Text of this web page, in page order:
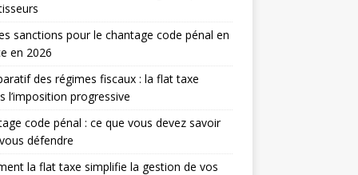
sanctions pour le chantage code pénal en
en 2026
des régimes fiscaux : la flat taxe
l’imposition progressive
code pénal : ce que vous devez savoir
défendre
la flat taxe simplifie la gestion de vos